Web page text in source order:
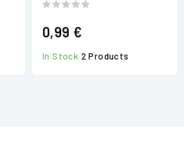
0,99 €
In Stock 2 Products